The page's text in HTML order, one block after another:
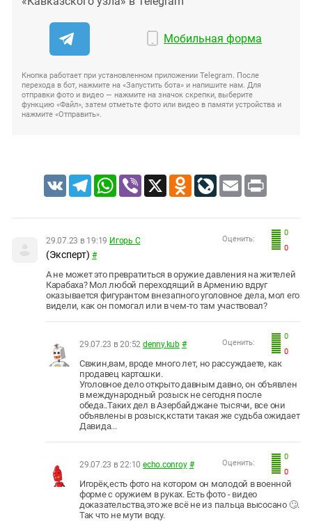
Мобильная форма
Кнопка работает при установленном приложении Telegram. После
перехода в бот, нажмите на «Запустить бота» и напишите нам. Для
отправки фото и видео — нажмите на значок скрепки, выберите
функцию «Файл», затем отметьте фото или видео в памяти устройства и
нажмите «Отправить».
VK TelegramWhatsApp
Viber X Odnoklassniki
LiveJournal
Email Print
0
0
Оценить:
29.07.23 в 19:19 Игорь С
(Эксперт) #
А не может это превратиться в оружие давления на жителей
Карабаха? Мол любой переходящий в Армению вдруг
оказывается фигурантом внезапного уголовное дела, мол его
видели, как он помогал или в чем-то там участвовал?
0
0
Оценить:
29.07.23 в 20:52 denny.kub #
Свжин,вам, вроде много лет, но рассуждаете, как
продавец картошки.
Уголовное дело открыто давным давно, он объявлен
в международный розыск не сегодня после
обеда..Таких дел в Азербайджане тысячи, все они
объявлены в розыск,кстати такая же судьба ожидает
Давида...
0
0
Оценить:
29.07.23 в 22:10 echo.conroy #
Игорёк,есть фото на котором он молодой в военной
форме с оружием в руках. Есть фото - видео
доказательства,это же всё не из пальца высосано 🙄.
Так что не мути воду.